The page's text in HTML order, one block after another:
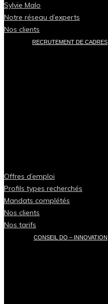
Sylvie Malo
Notre réseau d’experts
Nos clients
RECRUTEMENT DE CADRES
Offres d’emploi
Profils types recherchés
Mandats complétés
Nos clients
Nos tarifs
CONSEIL DO – INNOVATION